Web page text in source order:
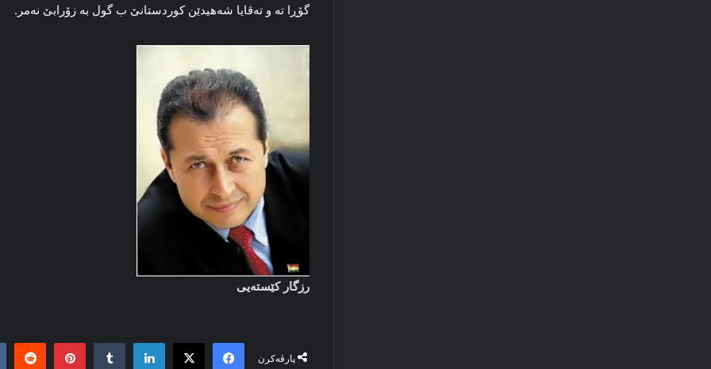
گۆڕا ته‌ و ته‌ڤایا شه‌هیدێن کوردستانێ ب گول به‌ زۆرابێ نه‌مر.
رزگار كێستەیی
پارڤەکرن
Facebook
X
LinkedIn
Tumblr